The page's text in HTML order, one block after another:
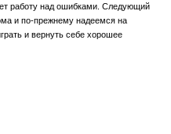
работу над ошибками. Следующий
и по-прежнему надеемся на
и вернуть себе хорошее